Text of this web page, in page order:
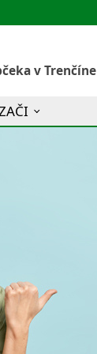
v Trenčíne